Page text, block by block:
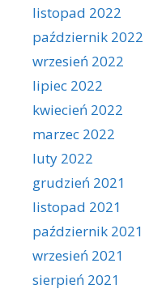
listopad 2022
październik 2022
wrzesień 2022
lipiec 2022
kwiecień 2022
marzec 2022
luty 2022
grudzień 2021
listopad 2021
październik 2021
wrzesień 2021
sierpień 2021